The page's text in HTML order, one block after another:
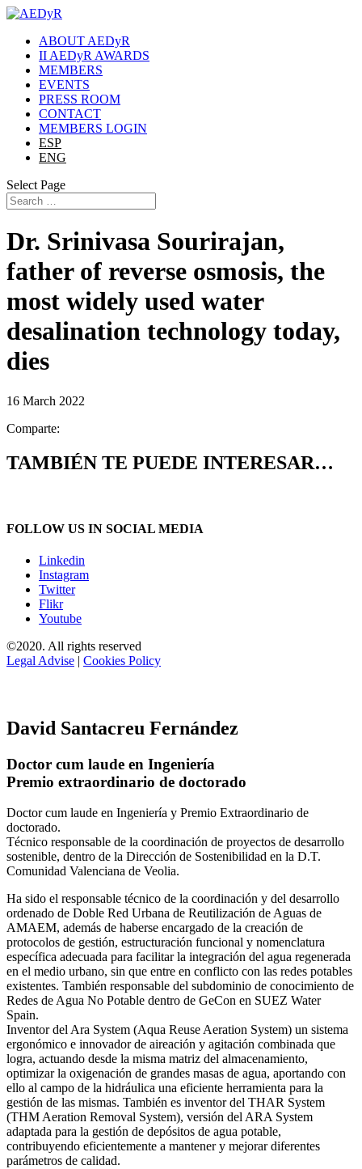
ABOUT AEDyR
II AEDyR AWARDS
MEMBERS
EVENTS
PRESS ROOM
CONTACT
MEMBERS LOGIN
ESP
ENG
Select Page
Dr. Srinivasa Sourirajan,
father of reverse osmosis, the
most widely used water
desalination technology today,
dies
16 March 2022
Comparte:
TAMBIÉN TE PUEDE INTERESAR…
FOLLOW US IN SOCIAL MEDIA
Linkedin
Instagram
Twitter
Flikr
Youtube
©2020. All rights reserved
Legal Advise | Cookies Policy
David Santacreu Fernández
Doctor cum laude en Ingeniería
Premio extraordinario de doctorado
Doctor cum laude en Ingeniería y Premio Extraordinario de
doctorado.
Técnico responsable de la coordinación de proyectos de desarrollo
sostenible, dentro de la Dirección de Sostenibilidad en la D.T.
Comunidad Valenciana de Veolia.
Ha sido el responsable técnico de la coordinación y del desarrollo
ordenado de Doble Red Urbana de Reutilización de Aguas de
AMAEM, además de haberse encargado de la creación de
protocolos de gestión, estructuración funcional y nomenclatura
específica adecuada para facilitar la integración del agua regenerada
en el medio urbano, sin que entre en conflicto con las redes potables
existentes. También responsable del subdominio de conocimiento de
Redes de Agua No Potable dentro de GeCon en SUEZ Water
Spain.
Inventor del Ara System (Aqua Reuse Aeration System) un sistema
ergonómico e innovador de aireación y agitación combinada que
logra, actuando desde la misma matriz del almacenamiento,
optimizar la oxigenación de grandes masas de agua, aportando con
ello al campo de la hidráulica una eficiente herramienta para la
gestión de las mismas. También es inventor del THAR System
(THM Aeration Removal System), versión del ARA System
adaptada para la gestión de depósitos de agua potable,
contribuyendo eficientemente a mantener y mejorar diferentes
parámetros de calidad.